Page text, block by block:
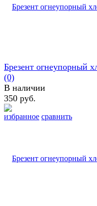
избранное сравнить
Брезент огнеупорный
(0)
В наличии
350 руб.